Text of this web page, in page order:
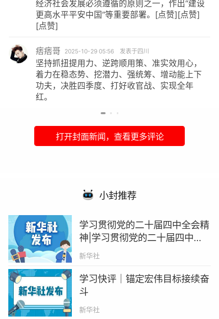
社会发展必须遵循的原则之一，作出“建设
水平平安中国”等重要部署。[点赞][点赞]
哥 2025-10-29 05:56 发表于四川
抓扭提用力、逆跨顺用策、准实效用心，
在稳态势、挖潜力、强统筹、增动能上下
，决胜四季度、打好收官战、实现全年
打开封面新闻，查看更多评论
小封推荐
学习贯彻党的二十届四中全会精
神|学习贯彻党的二十届四中全
会精神中央宣讲团在宁夏宣讲
新华社
学习快评｜锚定宏伟目标接续奋
斗
新华社